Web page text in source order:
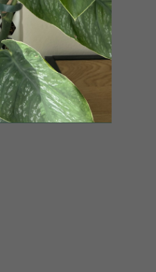
účelem registrace.